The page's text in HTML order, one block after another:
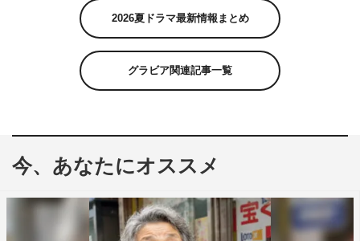
2026夏ドラマ最新情報まとめ
グラビア関連記事一覧
今、あなたにオススメ